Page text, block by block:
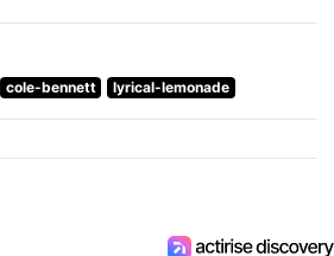
cole-bennett lyrical-lemonade